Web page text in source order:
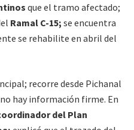
que el tramo afectado;
Ramal C-15; se encuentra
se rehabilite en abril del
recorre desde Pichanal
hay información firme. En
del Plan